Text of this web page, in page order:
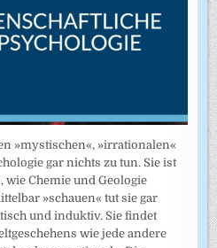
»mystischen«, »irrationalen«
gar nichts zu tun. Sie ist
wie Chemie und Geologie
»schauen« tut sie gar
und induktiv. Sie findet
wie jede andere